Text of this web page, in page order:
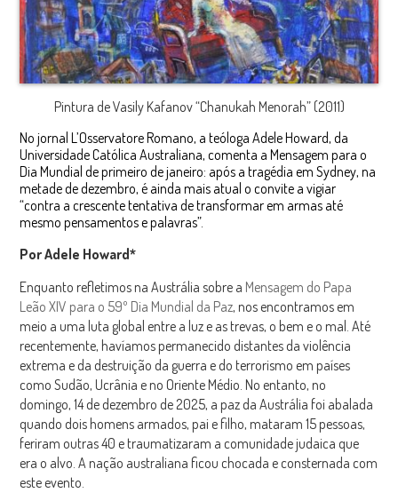
Pintura de Vasily Kafanov “Chanukah Menorah” (2011)
No jornal L’Osservatore Romano, a teóloga Adele Howard, da
Universidade Católica Australiana, comenta a Mensagem para o
Dia Mundial de primeiro de janeiro: após a tragédia em Sydney, na
metade de dezembro, é ainda mais atual o convite a vigiar
“contra a crescente tentativa de transformar em armas até
mesmo pensamentos e palavras”.
Por Adele Howard*
Enquanto refletimos na Austrália sobre a Mensagem do Papa
Leão XIV para o 59º Dia Mundial da Paz, nos encontramos em
meio a uma luta global entre a luz e as trevas, o bem e o mal. Até
recentemente, havíamos permanecido distantes da violência
extrema e da destruição da guerra e do terrorismo em países
como Sudão, Ucrânia e no Oriente Médio. No entanto, no
domingo, 14 de dezembro de 2025, a paz da Austrália foi abalada
quando dois homens armados, pai e filho, mataram 15 pessoas,
feriram outras 40 e traumatizaram a comunidade judaica que
era o alvo. A nação australiana ficou chocada e consternada com
este evento.